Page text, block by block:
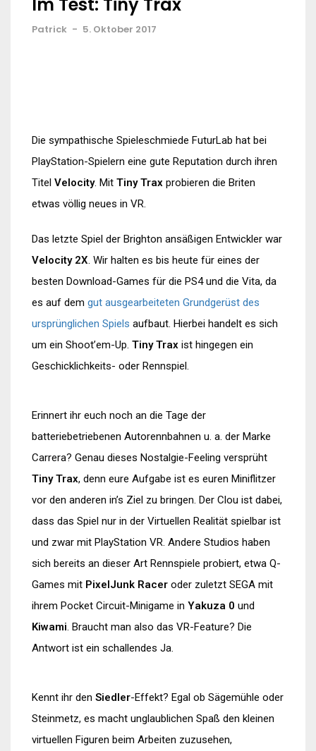
Patrick - 5. Oktober 2017
Die sympathische Spieleschmiede FuturLab hat bei
PlayStation-Spielern eine gute Reputation durch ihren
Titel Velocity. Mit Tiny Trax probieren die Briten
etwas völlig neues in VR.
Das letzte Spiel der Brighton ansäßigen Entwickler war
Velocity 2X. Wir halten es bis heute für eines der
besten Download-Games für die PS4 und die Vita, da
es auf dem gut ausgearbeiteten Grundgerüst des
ursprünglichen Spiels aufbaut. Hierbei handelt es sich
um ein Shoot’em-Up. Tiny Trax ist hingegen ein
Geschicklichkeits- oder Rennspiel.
Erinnert ihr euch noch an die Tage der
batteriebetriebenen Autorennbahnen u. a. der Marke
Carrera? Genau dieses Nostalgie-Feeling versprüht
Tiny Trax, denn eure Aufgabe ist es euren Miniflitzer
vor den anderen in’s Ziel zu bringen. Der Clou ist dabei,
dass das Spiel nur in der Virtuellen Realität spielbar ist
und zwar mit PlayStation VR. Andere Studios haben
sich bereits an dieser Art Rennspiele probiert, etwa Q-
Games mit PixelJunk Racer oder zuletzt SEGA mit
ihrem Pocket Circuit-Minigame in Yakuza 0 und
Kiwami. Braucht man also das VR-Feature? Die
Antwort ist ein schallendes Ja.
Kennt ihr den Siedler-Effekt? Egal ob Sägemühle oder
Steinmetz, es macht unglaublichen Spaß den kleinen
virtuellen Figuren beim Arbeiten zuzusehen,